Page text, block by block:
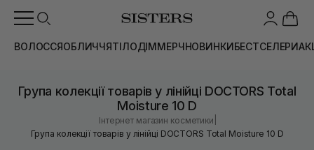
ВОЛОССЯОБЛИЧЧЯТІЛОДІММЕРЧНОВИНКИБЕСТСЕЛЕРИ
Група колекції товарів у лінійці DOCTORS Total
Moisture 10 D
Інтернет магазин косметики
Група колекції товарів у лінійці DOCTORS Total Moisture 10 D